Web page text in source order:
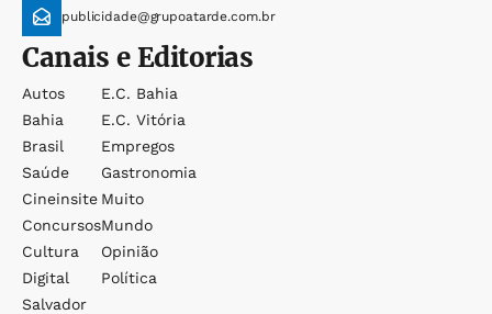
publicidade@grupoatarde.com.br
Canais e Editorias
Autos
Bahia
Brasil
Saúde
Cineinsite
Concursos
Cultura
Digital
Salvador
E.c. Bahia
E.c. Vitória
Empregos
Gastronomia
Muito
Mundo
Opinião
Política